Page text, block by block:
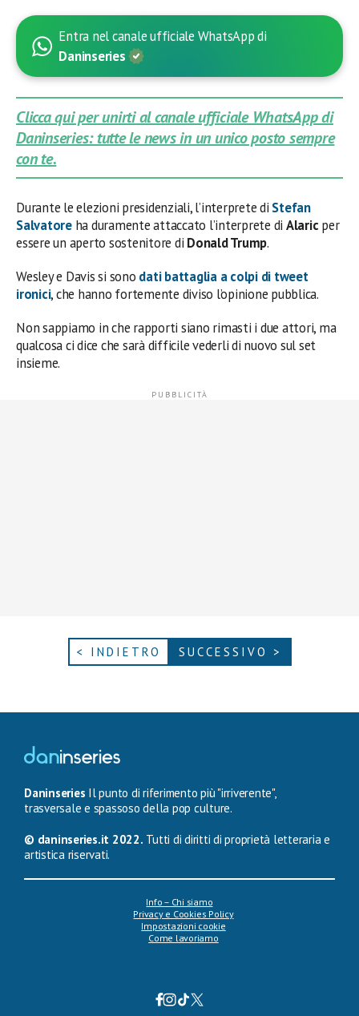
Entra nel canale ufficiale WhatsApp di
Daninseries
Clicca qui per unirti al canale ufficiale WhatsApp di
Daninseries: tutte le news in un unico posto sempre
con te.
Durante le elezioni presidenziali, l’interprete di Stefan
Salvatoreha duramente attaccato l’interprete di Alaric per
essere un aperto sostenitore di Donald Trump.
Wesley e Davis si sono dati battaglia a colpi di tweet
ironici, che hanno fortemente diviso l’opinione pubblica.
Non sappiamo in che rapporti siano rimasti i due attori, ma
qualcosa ci dice che sarà difficile vederli di nuovo sul set
insieme.
< INDIETRO SUCCESSIVO >
Daninseries Il punto di riferimento più "irriverente",
trasversale e spassoso della pop culture.
© daninseries.it 2022. Tutti di diritti di proprietà letteraria e
artistica riservati.
Info – Chi siamo
Privacy e Cookies Policy
Impostazioni cookie
Come lavoriamo